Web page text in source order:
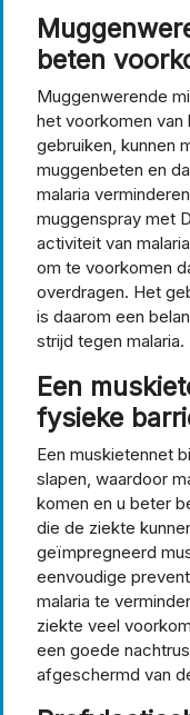
beten
Muggenwerende
het voorkomen
gebruiken, kunnen
muggenbeten en
malaria
muggenspray met
activiteit van
om te voorkomen
overdragen. Het
is daarom een
strijd tegen malaria.
Een
fysieke
Een muskietennet
slapen, waardoor
komen en u beter
die de ziekte
geïmpregneerd
eenvoudige
malaria te
ziekte veel
een goede
afgeschermd van